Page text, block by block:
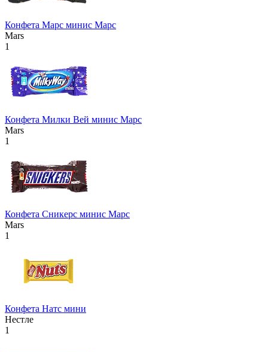
Конфета Марс минис Марс
Mars
1
Конфета Милки Вей минис Марс
Mars
1
Конфета Сникерс минис Марс
Mars
1
Конфета Натс мини
Нестле
1